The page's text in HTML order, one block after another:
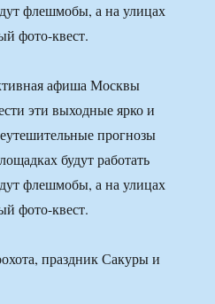
флешмобы, а на улицах
фото-квест.
афиша Москвы
эти выходные ярко и
прогнозы
будут работать
флешмобы, а на улицах
фото-квест.